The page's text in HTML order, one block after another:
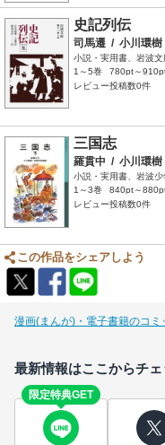
史記列伝
司馬遷 / 小川環樹
小説・実用書、岩波文
1～5巻
780pt～
レビュー投稿数0件
三国志
羅貫中 / 小川環樹
小説・実用書、岩波少
1～3巻
840pt～
レビュー投稿数0件
この作品をシェアしよう
漫画(まんが)・電子書籍のコミ
最新情報はここからチェ
限定特典GET